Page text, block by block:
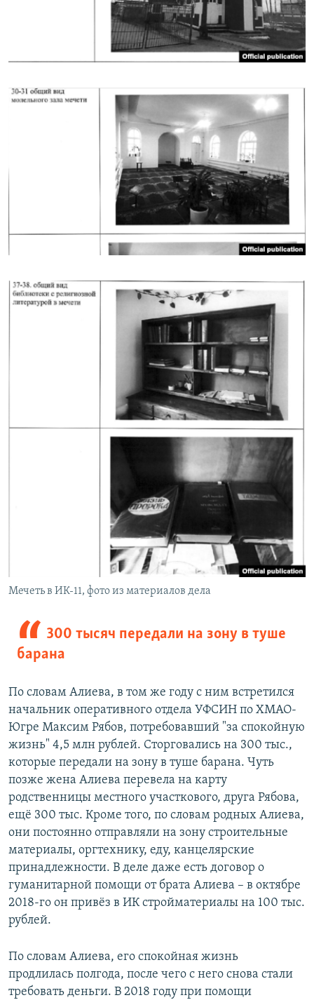
Мечеть в ИК-11, фото из материалов дела
300 тысяч передали на зону в туше
барана
По словам Алиева, в том же году с ним встретился
начальник оперативного отдела УФСИН по ХМАО-
Югре Максим Рябов, потребовавший "за спокойную
жизнь" 4,5 млн рублей. Сторговались на 300 тыс.,
которые передали на зону в туше барана. Чуть
позже жена Алиева перевела на карту
родственницы местного участкового, друга Рябова,
ещё 300 тыс. Кроме того, по словам родных Алиева,
они постоянно отправляли на зону строительные
материалы, оргтехнику, еду, канцелярские
принадлежности. В деле даже есть договор о
гуманитарной помощи от брата Алиева – в октябре
2018-го он привёз в ИК стройматериалы на 100 тыс.
рублей.
По словам Алиева, его спокойная жизнь
продлилась полгода, после чего с него снова стали
требовать деньги. В 2018 году при помощи